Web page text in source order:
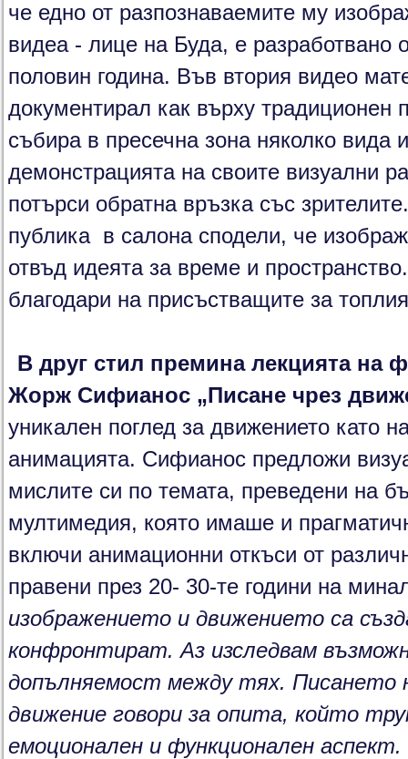
че едно от разпознаваемите му
видеа - лице на Буда, е разработвано
половин година. Във втория видео
документирал как върху традиционен
събира в пресечна зона няколко
демонстрацията на своите визуални
потърси обратна връзка със
публика в салона сподели, че
отвъд идеята за време и
благодари на присъстващите за
В друг стил премина лекцията на
Жорж Сифианос „Писане чрез
уникален поглед за движението като
анимацията. Сифианос предложи
мислите си по темата, преведени на
мултимедия, която имаше и
включи анимационни откъси от
правени през 20- 30-те години на
изображението и движението са
конфронтират. Аз изследвам
допълняемост между тях. Писането
движение говори за опита, който
емоционален и функционален аспект.